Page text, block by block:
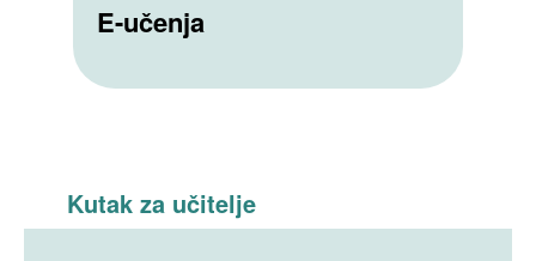
E-učenja
Kutak za učitelje